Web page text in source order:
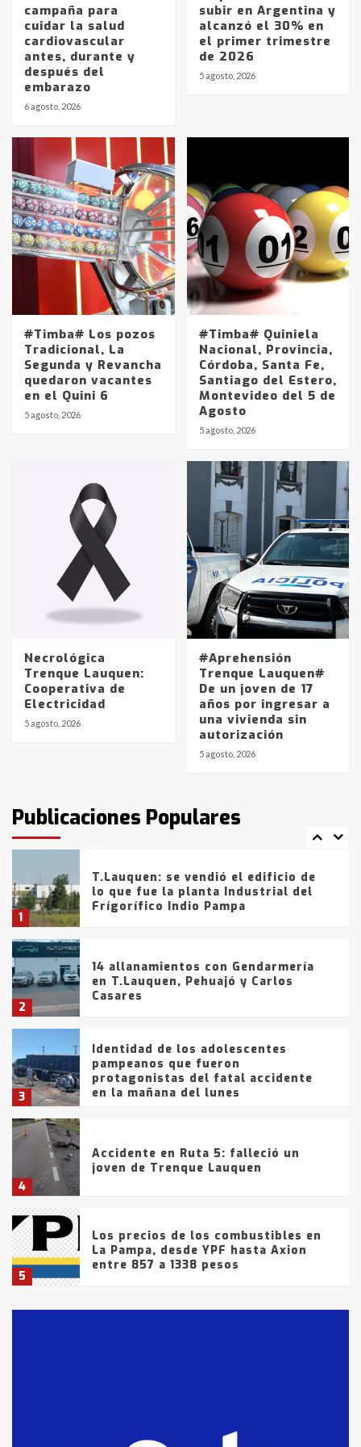
campaña para
cuidar la salud
cardiovascular
antes, durante y
después del
embarazo
6 agosto, 2026
subir en Argentina y
alcanzó el 30% en
el primer trimestre
de 2026
5 agosto, 2026
#Timba# Los pozos
Tradicional, La
Segunda y Revancha
quedaron vacantes
en el Quini 6
5 agosto, 2026
#Timba# Quiniela
Nacional, Provincia,
Córdoba, Santa Fe,
Santiago del Estero,
Montevideo del 5 de
Agosto
5 agosto, 2026
Necrológica
Trenque Lauquen:
Cooperativa de
Electricidad
5 agosto, 2026
#Aprehensión
Trenque Lauquen#
De un joven de 17
años por ingresar a
una vivienda sin
autorización
5 agosto, 2026
Publicaciones Populares
Identidad de los adolescentes
pampeanos que fueron
en la mañana del lunes
Accidente en Ruta 5: falleció un
joven de Trenque Lauquen
Los precios de los combustibles en
La Pampa, desde YPF hasta Axion
entre 857 a 1338 pesos
La Bolsa de Cereales de Bahía
Blanca anticipa que Agosto vendrá
con lluvias y heladas, en gran parte
fueron detenidos por
comercialización de drogas en la
tarde del sábado
1
T.Lauquen: se vendió el edificio de
lo que fue la planta Industrial del
Frígorífico Indio Pampa
2
14 allanamientos con Gendarmería
en T.Lauquen, Pehuajó y Carlos
Casares
3
Identidad de los adolescentes
pampeanos que fueron
protagonistas del fatal accidente
en la mañana del lunes
4
Accidente en Ruta 5: falleció un
joven de Trenque Lauquen
5
Los precios de los combustibles en
La Pampa, desde YPF hasta Axion
entre 857 a 1338 pesos
fueron detenidos por